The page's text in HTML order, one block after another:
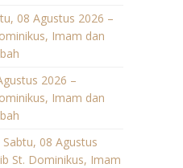
08 Agustus 2026 –
Imam dan
2026 –
Imam dan
Sabtu, 08 Agustus
St. Dominikus, Imam